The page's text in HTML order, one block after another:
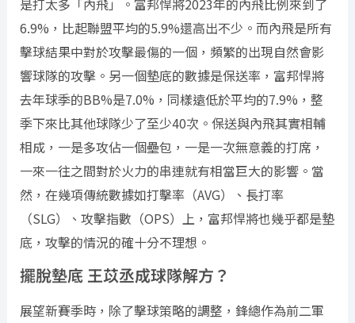
是打太多「內飛」。富邦悍將2023年的內飛比例來到了
6.9%，比起聯盟平均的5.9%還高出不少。而內飛是所有
擊球結果中對於攻擊最傷的一個，頻繁的出現自然會影
響球隊的攻擊。另一個墊底的數據是保送率，富邦悍將
去年球季的BB%是7.0%，同樣遠低於平均的7.9%，整
季下來比其他球隊少了至少40次。保送與內飛其實相輔
相成，一是多攻佔一個壘包，一是一次無意義的打席，
一來一往之間對於火力的串連就有相當巨大的影響。當
然，在幾項傳統數據如打擊率（AVG）、長打率
（SLG）、攻擊指數（OPS）上，富邦悍將也幾乎都是墊
底，攻擊的情況的確十分不理想。
擺脫墊底 王苡丞成球隊解方？
展望新賽季時，除了擊球策略的調整，鋒總作為前二軍